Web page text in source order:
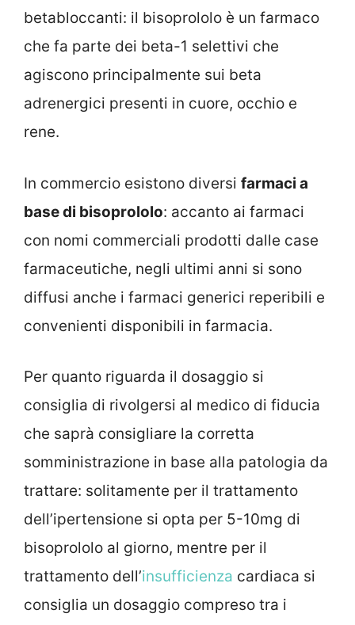
betabloccanti: il bisoprololo è un farmaco
che fa parte dei beta-1 selettivi che
agiscono principalmente sui beta
adrenergici presenti in cuore, occhio e
rene.
In commercio esistono diversi farmaci a
base di bisoprololo: accanto ai farmaci
con nomi commerciali prodotti dalle case
farmaceutiche, negli ultimi anni si sono
diffusi anche i farmaci generici reperibili e
convenienti disponibili in farmacia.
Per quanto riguarda il dosaggio si
consiglia di rivolgersi al medico di fiducia
che saprà consigliare la corretta
somministrazione in base alla patologia da
trattare: solitamente per il trattamento
dell’ipertensione si opta per 5-10mg di
bisoprololo al giorno, mentre per il
trattamento dell’insufficienza cardiaca si
consiglia un dosaggio compreso tra i